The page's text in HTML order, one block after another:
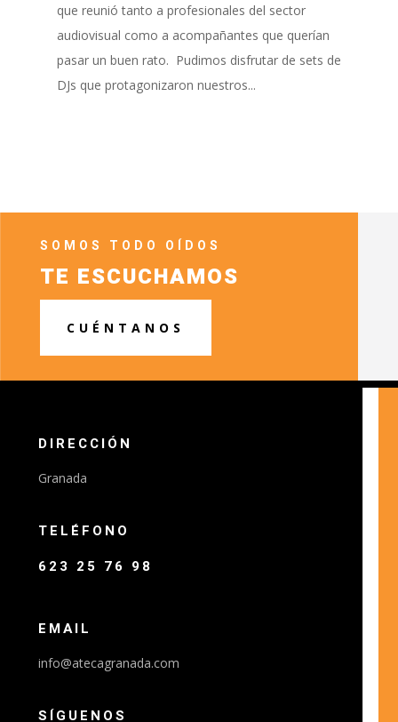
que reunió tanto a profesionales del sector
audiovisual como a acompañantes que querían
pasar un buen rato. Pudimos disfrutar de sets de
DJs que protagonizaron nuestros...
SOMOS TODO OÍDOS
TE ESCUCHAMOS
CUÉNTANOS
DIRECCIÓN
Granada
TELÉFONO
623 25 76 98
EMAIL
info@atecagranada.com
SÍGUENOS